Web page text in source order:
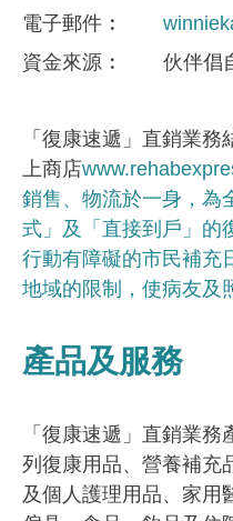
電子郵件
資金來​源
伙伴倡
「復康速遞」直銷業
上商店
銷售、物流於一身，為
式」及「直接到戶」的
行動有障礙的市民補充
地域的限制，使病友及
產品及服務
「復康速遞」直銷業
列復康用品、營養補充
及個人護理用品、家用